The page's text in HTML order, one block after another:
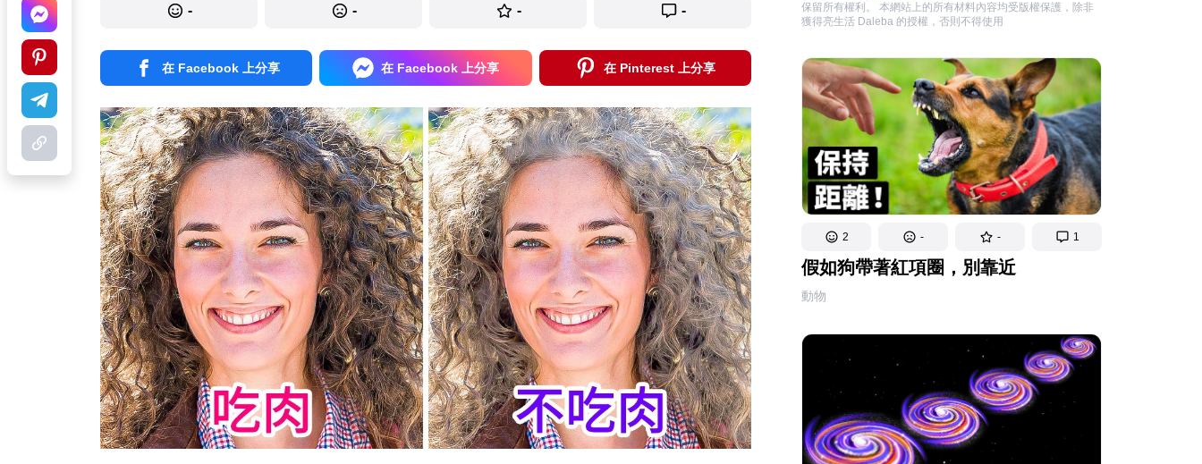
保留所有權利。 本網站上的所有材料內容均受版權保護，除非
獲得亮生活 Daleba 的授權，否則不得使用
2 - - 1
假如狗帶著紅項圈，別靠近
動物
- - - -
在 Facebook 上分享 在 Facebook 上分享 在 Pinterest 上分享